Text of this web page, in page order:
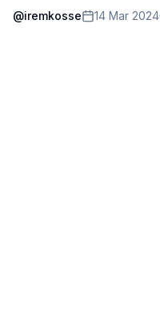
Kültür ve Sanat
@iremkosse 14 Mar 2024